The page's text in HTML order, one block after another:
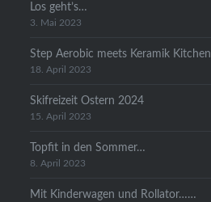
Los geht’s…
3. Mai 2023
Step Aerobic meets Keramik Kitchen
18. April 2023
Skifreizeit Ostern 2024
15. April 2023
Topfit in den Sommer…
8. April 2023
Mit Kinderwagen und Rollator……